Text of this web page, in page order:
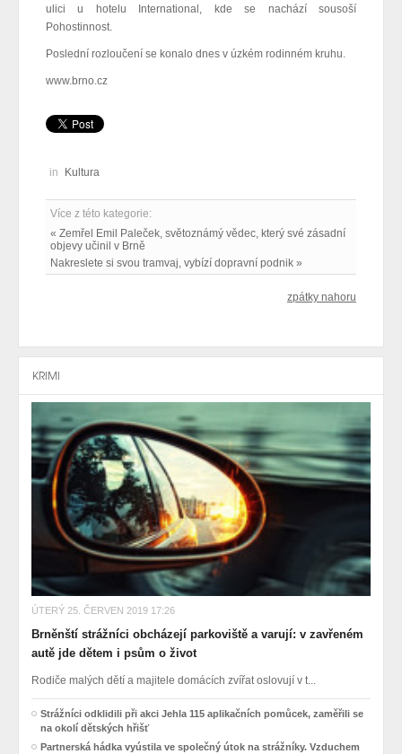
ulici u hotelu International, kde se nachází sousoší
Pohostinnost.
Poslední rozloučení se konalo dnes v úzkém rodinném kruhu.
www.brno.cz
in Kultura
Více z této kategorie:
« Zemřel Emil Paleček, světoznámý vědec, který své zásadní
objevy učinil v Brně
Nakreslete si svou tramvaj, vybízí dopravní podnik »
zpátky nahoru
KRIMI
ÚTERÝ 25. ČERVEN 2019 17:26
Brněnští strážníci obcházejí parkoviště a varují: v zavřeném
autě jde dětem i psům o život
Rodiče malých dětí a majitele domácích zvířat oslovují v t...
Strážníci odklidili při akci Jehla 115 aplikačních pomůcek, zaměřili se
na okolí dětských hřišť
Partnerská hádka vyústila ve společný útok na strážníky. Vzduchem